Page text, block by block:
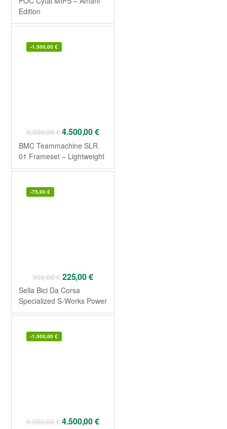
Edition
-1.500,00 €
6.000,00€4.500,00€
BMC Teammachine SLR
01 Frameset – Lightweight
Carbon 2026
-75,00 €
300,00€ 225,00€
Sella Bici Da Corsa
Specialized S-Works Power
Arc 143 mm
-1.500,00 €
6.000,00€4.500,00€